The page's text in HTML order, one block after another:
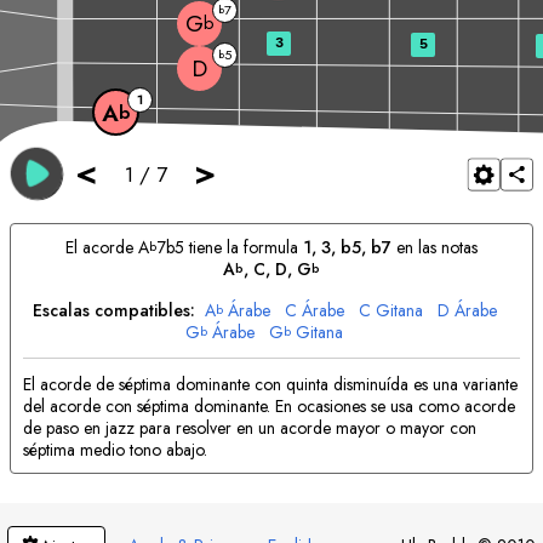
< 1 / 7 >
Ab 1
D b5
Gb
b7
3 5
El acordeAb7b5 tiene la formula 1, 3, b5, b7en las notas
Ab, C, D, Gb
Escalas compatibles: Ab Árabe C Árabe C Gitana D Árabe
Gb Árabe Gb Gitana
El acorde de séptima dominante con quinta disminuída es una variante
del acorde con séptima dominante. En ocasiones se usa como acorde
de paso en jazz para resolver en un acorde mayor o mayor con
séptima medio tono abajo.